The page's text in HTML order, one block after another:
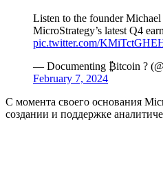
Listen to the founder Michael
MicroStrategy’s latest Q4
pic.twitter.com/
— Documenting ₿itcoin ?
February 7, 2024
С момента своего основания
создании и поддержке